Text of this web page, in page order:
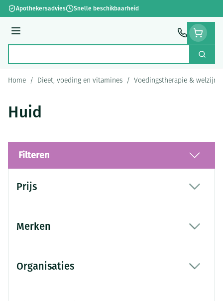
Ga naar de inhoud
Apothekersadvies Snelle beschikbaarheid
Menu
Zoek
Home / Dieet, voeding en vitamines / Voedingstherapie & welzijn
Huid
Filteren
Prijs
Merken
Organisaties